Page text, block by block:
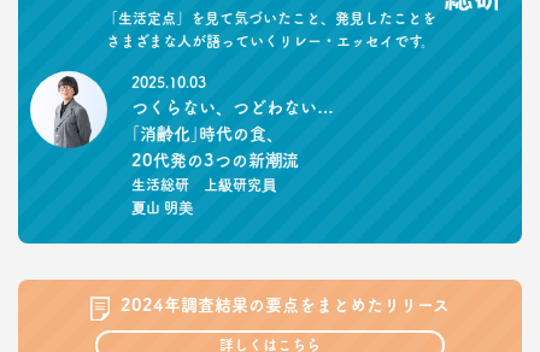
「生活定点」を見て気づいたこと、発見したことを
さまざまな人が語っていくリレー・エッセイです。
2025.10.03
つくらない、つどわない…
｢消齢化｣時代の食、
20代発の3つの新潮流
生活総研 上級研究員
夏山 明美
2024年調査結果の要点をまとめたリリース
詳しくはこちら